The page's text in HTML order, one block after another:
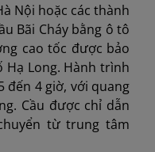
Nội hoặc các thành
Bãi Cháy bằng ô tô
cao tốc được bảo
Long. Hành trình
đến 4 giờ, với quang
Cầu được chỉ dẫn
từ trung tâm